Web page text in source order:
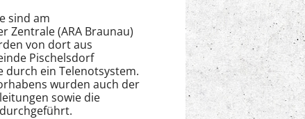
sind am
Zentrale (ARA Braunau)
von dort aus
Pischelsdorf
durch ein Telenotsystem.
wurden auch der
sowie die